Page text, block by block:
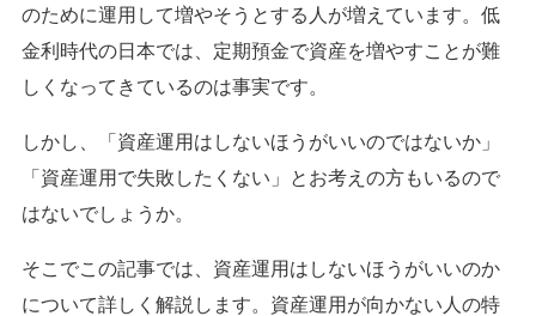
のために運用して増やそうとする人が増えています。低
金利時代の日本では、定期預金で資産を増やすことが難
しくなってきているのは事実です。
しかし、「資産運用はしないほうがいいのではないか」
「資産運用で失敗したくない」とお考えの方もいるので
はないでしょうか。
そこでこの記事では、資産運用はしないほうがいいのか
について詳しく解説します。資産運用が向かない人の特